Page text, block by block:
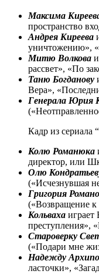
Максима
пространство
Андрея Киреева
уничтожению»,
Митю Волкова
рассвет», «По
Таню Богданову
Вера»,
Генерала Юрия
Кадр из сериала
Колю Романюка
директор, или
Олю
(«Исчезнувшая
Григория
(«Возвращение к
Кольваха играет
преступления»,
Староверку
(«Подари мне
Надежду
ласточки»,